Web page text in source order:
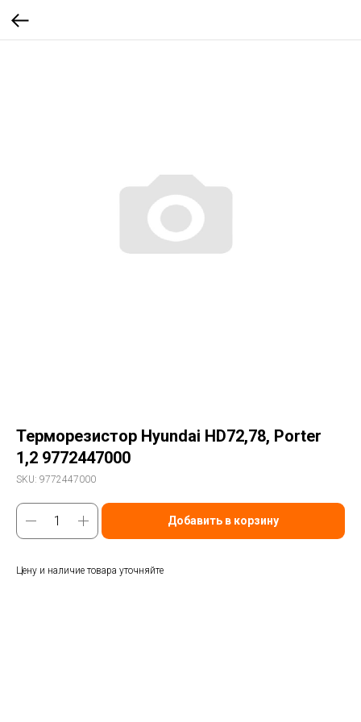
Терморезистор Hyundai HD72,78, Porter
1,2 9772447000
SKU: 9772447000
Добавить в корзину
Цену и наличие товара уточняйте